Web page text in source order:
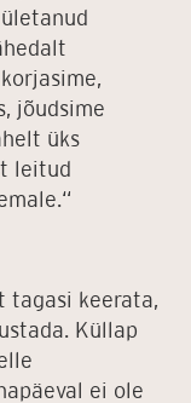
jõudsime
üks
leitud
tagasi keerata,
Küllap
ei ole